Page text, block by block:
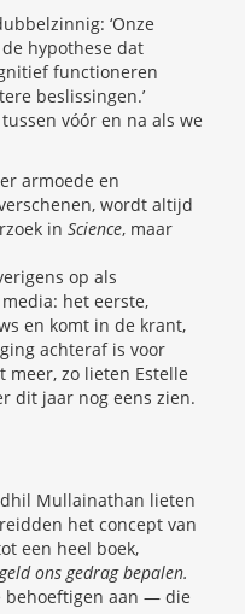
‘Onze
hypothese dat
functioneren
beslissingen.’
vóór en na als we
armoede en
wordt altijd
in Science, maar
op als
het eerste,
en komt in de krant,
achteraf is voor
zo lieten Estelle
dit jaar nog eens zien.
Mullainathan lieten
het concept van
een heel boek,
ons gedrag bepalen.
behoeftigen aan — die